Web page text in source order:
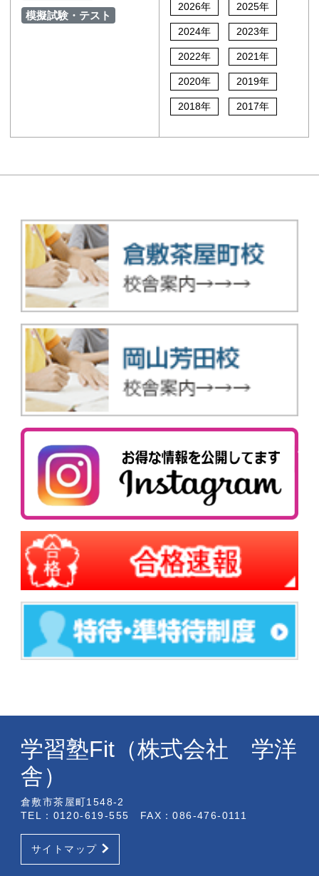
模擬試験・テスト
2026年 2025年
2024年 2023年
2022年 2021年
2020年 2019年
2018年 2017年
学習塾Fit（株式会社 学洋
舎）
倉敷市茶屋町1548-2
TEL：0120-619-555 FAX：086-476-0111
サイトマップ